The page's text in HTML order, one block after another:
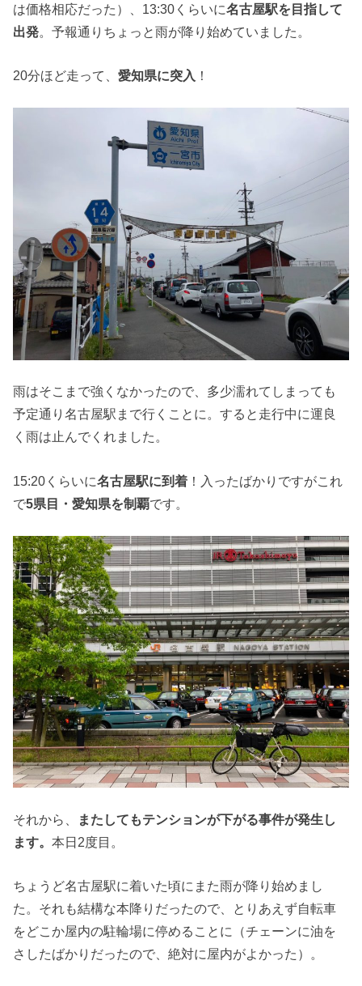
は価格相応だった）、13:30くらいに名古屋駅を目指して
出発 。予報通りちょっと雨が降り始めていました。
20分ほど走って、愛知県に突入 ！
雨はそこまで強くなかったので、多少濡れてしまっても
予定通り名古屋駅まで行くことに。すると走行中に運良
く雨は止んでくれました。
15:20くらいに名古屋駅に到着 ！入ったばかりですがこれ
で5県目・愛知県を制覇です。
それから、
またしてもテンションが下がる事件が発生し
ます。本日2度目。
ちょうど名古屋駅に着いた頃にまた雨が降り始めまし
た。それも結構な本降りだったので、とりあえず自転車
をどこか屋内の駐輪場に停めることに（チェーンに油を
さしたばかりだったので、絶対に屋内がよかった）。